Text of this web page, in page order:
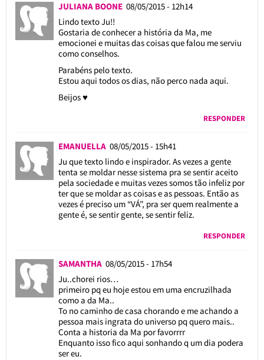
JULIANA BOONE 08/05/2015 - 12h14
Lindo texto Ju!!
Gostaria de conhecer a história da Ma, me
emocionei e muitas das coisas que falou me serviu
como conselhos.
Parabéns pelo texto.
Estou aqui todos os dias, não perco nada aqui.
Beijos ♥
RESPONDER
EMANUELLA 08/05/2015 - 15h41
Ju que texto lindo e inspirador. As vezes a gente
tenta se moldar nesse sistema pra se sentir aceito
pela sociedade e muitas vezes somos tão infeliz por
ter que se moldar as coisas e as pessoas. Então as
vezes é preciso um “VÁ”, pra ser quem realmente a
gente é, se sentir gente, se sentir feliz.
RESPONDER
SAMANTHA 08/05/2015 - 17h54
Ju..chorei rios…
primeiro pq eu hoje estou em uma encruzilhada
como a da Ma..
To no caminho de casa chorando e me achando a
pessoa mais ingrata do universo pq quero mais..
Conta a historia da Ma por favorrrr
Enquanto isso fico aqui sonhando q um dia podera
ser eu.